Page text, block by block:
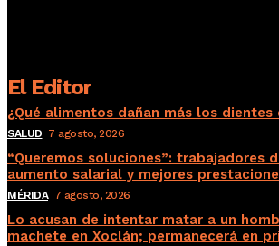
El Editor
¿Qué alimentos dañan más los dientes
SALUD 7 agosto, 2026
“Queremos soluciones”: trabajadores
aumento salarial y mejores
MÉRIDA 7 agosto, 2026
Lo acusan de intentar matar a un
machete en Xoclán; permanecerá en